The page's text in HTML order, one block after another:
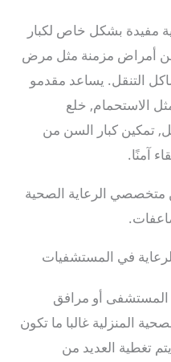
مفيدة بشكل خاص لكبار
من أمراض مزمنة مثل مرض
التنقل. يساعد مقدمو
الاستحمام, خلع
تمكين كبار السن من
آمنًا.
متخصصي الرعاية الصحية
في المستشفيات
المستشفى أو مرافق
المنزلية غالبا ما تكون
تغطية العديد من